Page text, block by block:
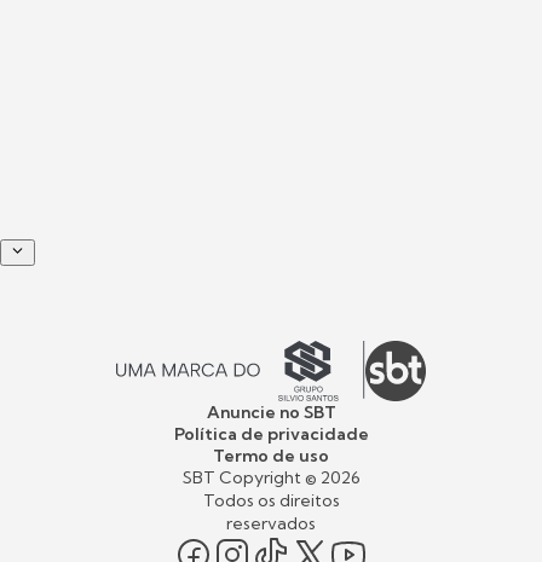
Anuncie no SBT
Política de privacidade
Termo de uso
SBT Copyright © 2026
Todos os direitos
reservados